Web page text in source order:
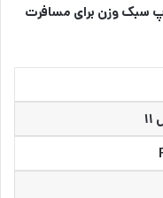
سبک وزن برای مسافرت